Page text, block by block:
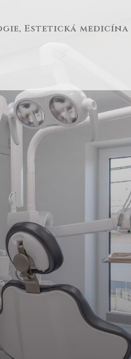
Estetická medicína